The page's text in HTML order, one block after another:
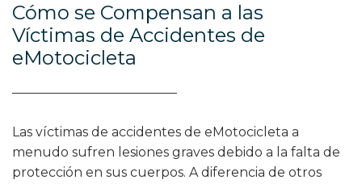
Cómo se Compensan a las
Víctimas de Accidentes de
eMotocicleta
Las víctimas de accidentes de eMotocicleta a
menudo sufren lesiones graves debido a la falta de
protección en sus cuerpos. A diferencia de otros